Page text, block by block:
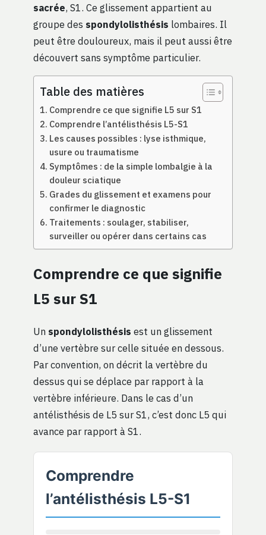
sacrée, S1. Ce glissement appartient au
groupe des spondylolisthésis lombaires. Il
peut être douloureux, mais il peut aussi être
découvert sans symptôme particulier.
Table des matières
Comprendre ce que signifie L5 sur S1
Comprendre l’antélisthésis L5-S1
Les causes possibles : lyse isthmique,
usure ou traumatisme
Symptômes : de la simple lombalgie à la
douleur sciatique
Grades du glissement et examens pour
confirmer le diagnostic
Traitements : soulager, stabiliser,
surveiller ou opérer dans certains cas
Comprendre ce que signifie
L5 sur S1
Un spondylolisthésis est un glissement
d’une vertèbre sur celle située en dessous.
Par convention, on décrit la vertèbre du
dessus qui se déplace par rapport à la
vertèbre inférieure. Dans le cas d’un
antélisthésis de L5 sur S1, c’est donc L5 qui
avance par rapport à S1.
Comprendre
l’antélisthésis L5-S1